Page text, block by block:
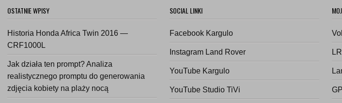
OSTATNIE WPISY
Historia Honda Africa Twin 2016 —
CRF1000L
Jak działa ten prompt? Analiza
realistycznego promptu do generowania
zdjęcia kobiety na plaży nocą
SOCIAL LINKI
Facebook Kargulo
Instagram Land Rover
YouTube Kargulo
YouTube Studio TiVi